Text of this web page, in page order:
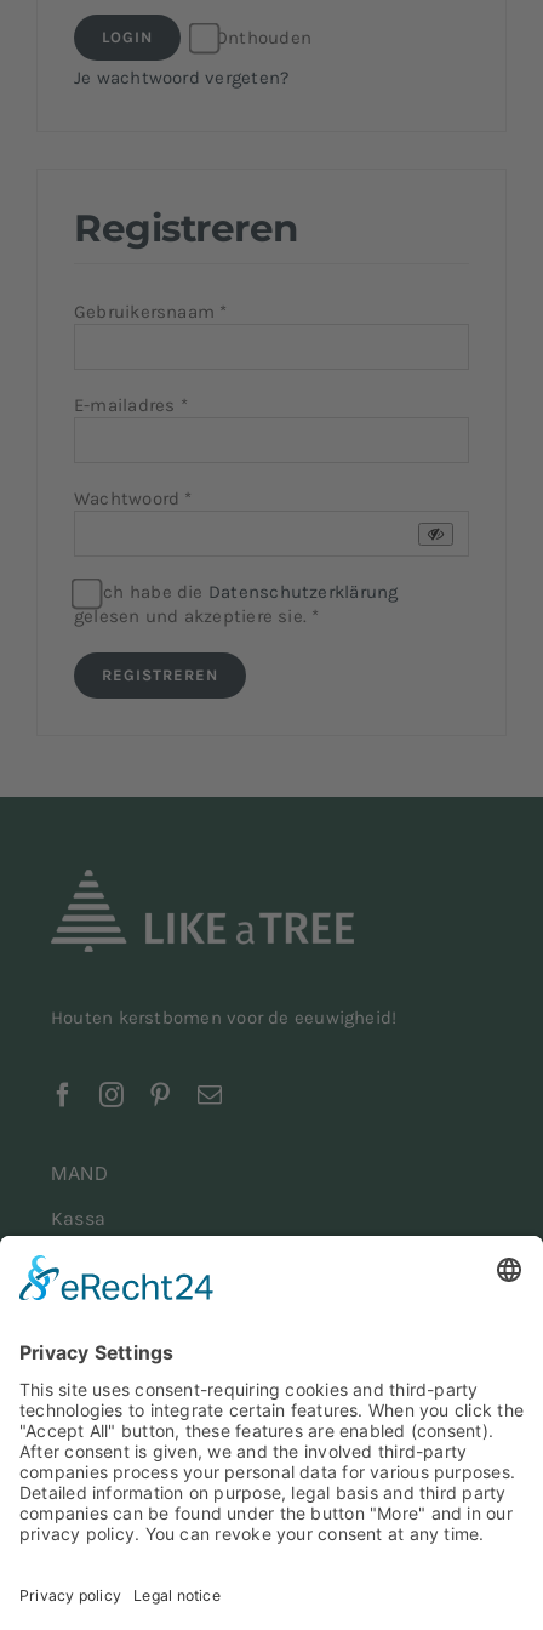
Neem contact met ons op
Onthouden
LOGIN
Je wachtwoord vergeten?
Registreren
Gebruikersnaam *
E-mailadres *Vereist
Wachtwoord *
Ich habe die Datenschutzerklärung
gelesen und akzeptiere sie. *
REGISTREREN
Houten kerstbomen voor de eeuwigheid!
MAND
Kassa
Mijn account
INFORMATIE
Montagehandleiding
Impressum
Algemene voorwaarden
Verzending & levering